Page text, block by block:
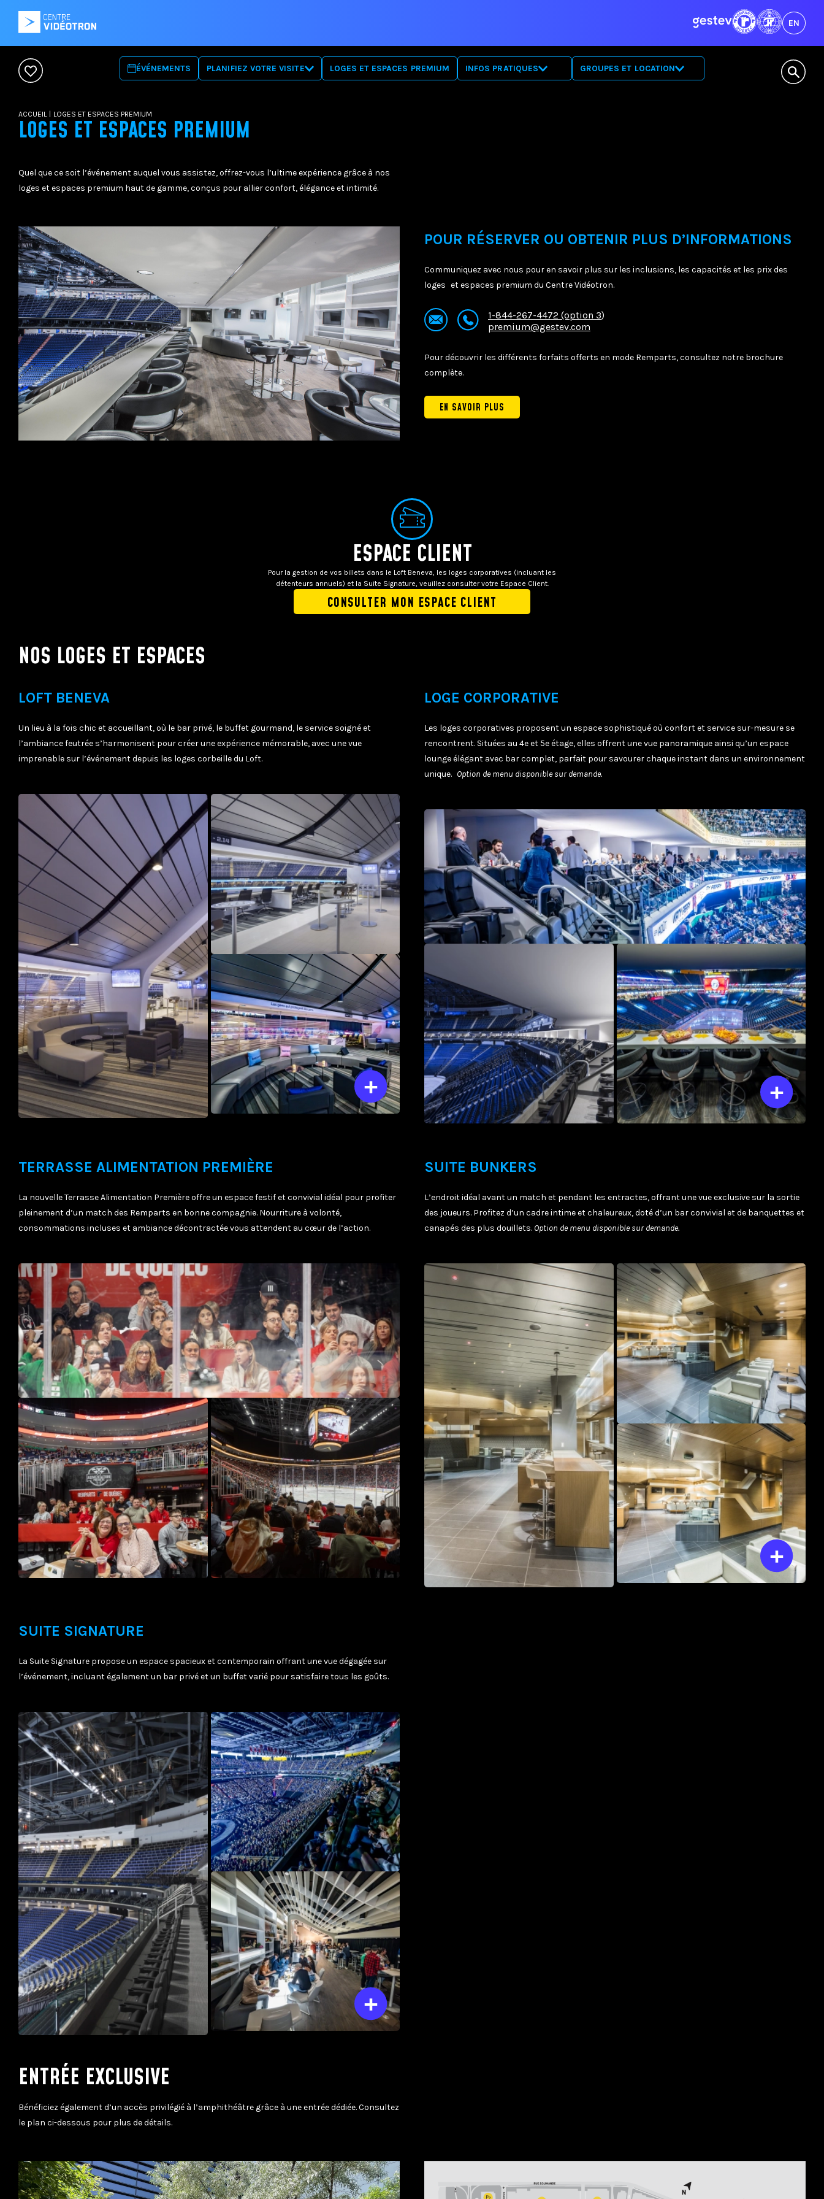
EN
ÉVÉNEMENTS
PLANIFIEZ VOTRE VISITE
MOBILITÉ RÉDUITE
LOGES ET ESPACES PREMIUM
INFOS PRATIQUES
GROUPES ET LOCATION
ACCUEIL LOGES ET ESPACES PREMIUM
LOGES ET ESPACES PREMIUM
Quel que ce soit l’événement auquel vous assistez, offrez-vous l’ultime expérience grâce à nos
loges et espaces premium haut de gamme, conçus pour allier confort, élégance et intimité.
POUR RÉSERVER OU OBTENIR PLUS D’INFORMATIONS
Communiquez avec nous pour en savoir plus sur les inclusions, les capacités et les prix des
loges et espaces premium du Centre Vidéotron.
1-844-267-4472 (option 3)
premium@gestev.com
Pour découvrir les différents forfaits offerts en mode Remparts, consultez notre brochure
complète.
EN SAVOIR PLUS
ESPACE CLIENT
Pour la gestion de vos billets dans le Loft Beneva, les loges corporatives (incluant les
détenteurs annuels) et la Suite Signature, veuillez consulter votre Espace Client.
CONSULTER MON ESPACE CLIENT
NOS LOGES ET ESPACES
LOFT BENEVA
Un lieu à la fois chic et accueillant, où le bar privé, le buffet gourmand, le service soigné et
l’ambiance feutrée s’harmonisent pour créer une expérience mémorable, avec une vue
imprenable sur l’événement depuis les loges corbeille du Loft.
LOGE CORPORATIVE
Les loges corporatives proposent un espace sophistiqué où confort et service sur-mesure se
rencontrent. Situées au 4e et 5e étage, elles offrent une vue panoramique ainsi qu’un espace
lounge élégant avec bar complet, parfait pour savourer chaque instant dans un environnement
unique. Option de menu disponible sur demande.
TERRASSE ALIMENTATION PREMIÈRE
La nouvelle Terrasse Alimentation Première offre un espace festif et convivial idéal pour profiter
pleinement d’un match des Remparts en bonne compagnie. Nourriture à volonté,
consommations incluses et ambiance décontractée vous attendent au cœur de l’action.
SUITE BUNKERS
L’endroit idéal avant un match et pendant les entractes, offrant une vue exclusive sur la sortie
des joueurs. Profitez d’un cadre intime et chaleureux, doté d’un bar convivial et de banquettes et
canapés des plus douillets. Option de menu disponible sur demande.
SUITE SIGNATURE
La Suite Signature propose un espace spacieux et contemporain offrant une vue dégagée sur
l’événement, incluant également un bar privé et un buffet varié pour satisfaire tous les goûts.
ENTRÉE EXCLUSIVE
Bénéficiez également d’un accès privilégié à l’amphithéâtre grâce à une entrée dédiée. Consultez
le plan ci-dessous pour plus de détails.